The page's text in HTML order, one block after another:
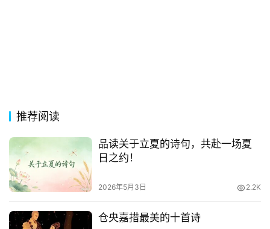
推荐阅读
品读关于立夏的诗句，共赴一场夏
日之约！
2026年5月3日 2.2K
仓央嘉措最美的十首诗